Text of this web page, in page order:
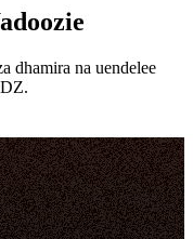
dhamira na uendelee